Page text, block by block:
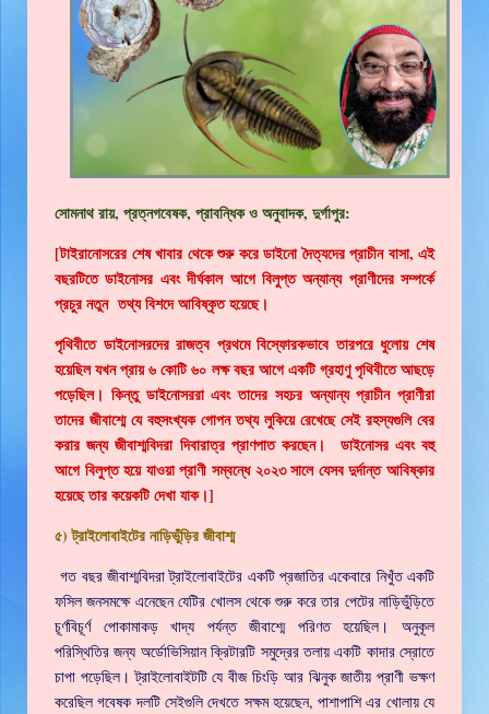
সোমনাথ রায়, প্রত্নগবেষক, প্রাবন্ধিক ও অনুবাদক, দুর্গাপুর:
[টাইরানোসরের শেষ খাবার থেকে শুরু করে ডাইনো দৈত্যদের প্রাচীন বাসা, এই
বছরটিতে ডাইনোসর এবং দীর্ঘকাল আগে বিলুপ্ত অন্যান্য প্রাণীদের সম্পর্কে
প্রচুর নতুন তথ্য বিশদে আবিষ্কৃত হয়েছে।
পৃথিবীতে ডাইনোসরদের রাজত্ব প্রথমে বিস্ফোরকভাবে তারপরে ধুলোয় শেষ
হয়েছিল যখন প্রায় ৬ কোটি ৬০ লক্ষ বছর আগে একটি গ্রহাণু পৃথিবীতে আছড়ে
পড়েছিল। কিন্তু ডাইনোসররা এবং তাদের সহচর অন্যান্য প্রাচীন প্রাণীরা
তাদের জীবাশ্মে যে বহুসংখ্যক গোপন তথ্য লুকিয়ে রেখেছে সেই রহস্যগুলি বের
করার জন্য জীবাশ্মবিদরা দিবারাত্র প্রাণপাত করছেন। ডাইনোসর এবং বহু
আগে বিলুপ্ত হয়ে যাওয়া প্রাণী সম্বন্ধে ২০২৩ সালে যেসব দুর্দান্ত আবিষ্কার
হয়েছে তার কয়েকটি দেখা যাক।]
৫) ট্রাইলোবাইটের নাড়িভুঁড়ির জীবাশ্ম
গত বছর জীবাশ্মবিদরা ট্রাইলোবাইটের একটি প্রজাতির একেবারে নিখুঁত একটি
ফসিল জনসমক্ষে এনেছেন যেটির খোলস থেকে শুরু করে তার পেটের নাড়িভুঁড়িতে
চূর্ণবিচূর্ণ পোকামাকড় খাদ্য পর্যন্ত জীবাশ্মে পরিণত হয়েছিল। অনুকূল
পরিস্থিতির জন্য অর্ডোভিসিয়ান ক্রিটারটি সমুদ্রের তলায় একটি কাদার স্রোতে
চাপা পড়েছিল। ট্রাইলোবাইটটি যে বীজ চিংড়ি আর ঝিনুক জাতীয় প্রাণী ভক্ষণ
করেছিল গবেষক দলটি সেইগুলি দেখতে সক্ষম হয়েছেন, পাশাপাশি এর খোলায় যে